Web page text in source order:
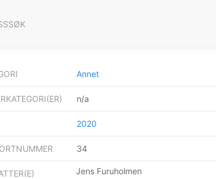
SØK
ved to ulike lokaliseringer av Forsvarets
Annet
n/a
2020
34
Jens Furuholmen